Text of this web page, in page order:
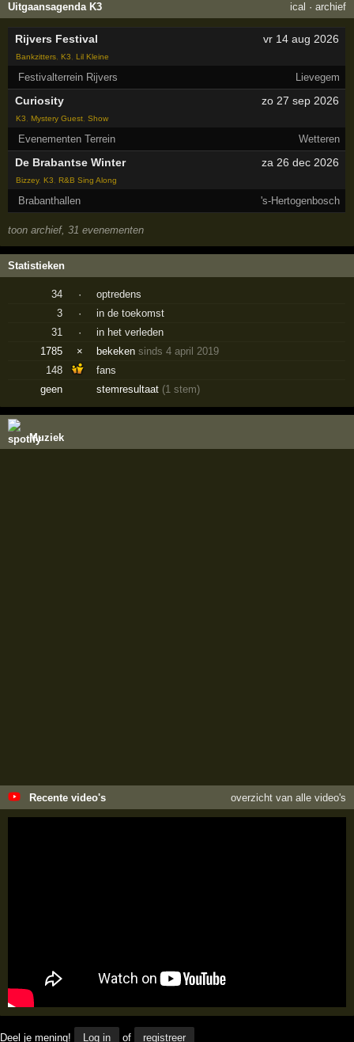
Uitgaansagenda K3 ical · archief
Rijvers Festival vr 14 aug 2026
Bankzitters ,K3 ,Lil Kleine
Festivalterrein Rijvers Lievegem
Curiosity zo 27 sep 2026
K3 ,Mystery Guest ,Show
Evenementen Terrein Wetteren
De Brabantse Winter za 26 dec 2026
Bizzey,K3 ,R&B Sing Along
Brabanthallen 's-Hertogenbosch
toon archief, 31 evenementen
Statistieken
34 ·
optredens
3
·
in de toekomst
31
·
in het verleden
1785
× bekekensinds 4 april 2019
148
fans
geen
stemresultaat (1 stem)
Muziek
Recente video's overzicht van alle video's
Deel je mening! Log in of registreer